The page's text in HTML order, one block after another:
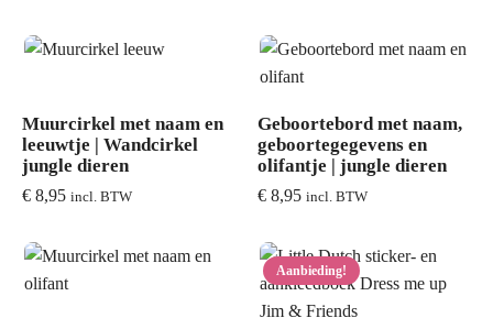
Muurcirkel met naam en
leeuwtje | Wandcirkel
jungle dieren
€ 8,95 incl. BTW
Geboortebord met naam,
geboortegegevens en
olifantje | jungle dieren
€ 8,95 incl. BTW
Aanbieding!